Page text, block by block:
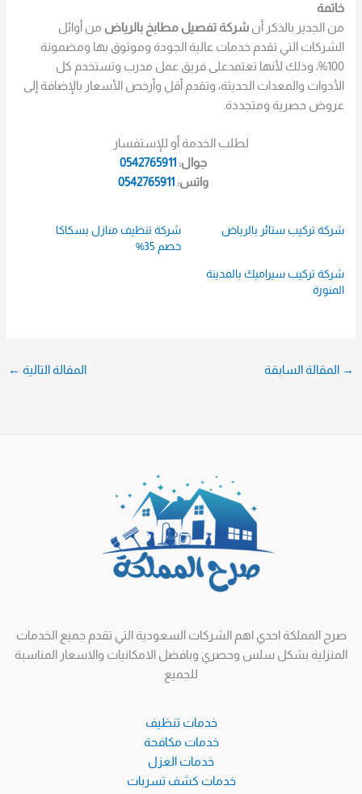
خاتمة
من الجدير بالذكر أنشركة تفصيل مطابخ بالرياض من أوائل
الشركات التي تقدم خدمات عالية الجودة وموثوق بها ومضمونة
100%، وذلك لأنها تعتمدعلى فريق عمل مدرب وتستخدم كل
الأدوات والمعدات الحديثة، وتقدم أقل وأرخص الأسعار بالإضافة إلى
عروض حصرية ومتجددة.
لطلب الخدمة أو للإستفسار
جوال: 0542765911
واتس: 0542765911
شركة تركيب ستائر بالرياض
شركة تنظيف منازل بسكاكا
خصم 35%
شركة تركيب سيراميك بالمدينة
المنورة
→ المقالة السابقة المقالة التالية ←
صرح المملكة احدي اهم الشركات السعودية التي تقدم جميع الخدمات
المنزلية بشكل سلس وحصري وبافضل الامكانيات والاسعار المناسبة
للجميع
خدمات تنظيف
خدمات مكافحة
خدمات العزل
خدمات كشف تسربات